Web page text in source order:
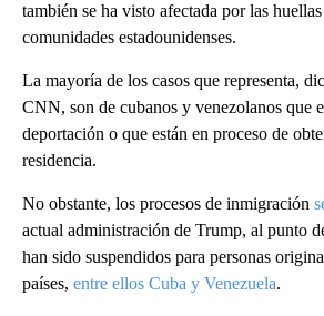
también se ha visto afectada por las
comunidades estadounidenses.
La mayoría de los casos que representa,
CNN, son de cubanos y venezolanos que
deportación o que están en proceso de
residencia.
No obstante, los procesos de inmigración
actual administración de Trump, al punto
han sido suspendidos para personas
países, entre ellos Cuba y Venezuela.